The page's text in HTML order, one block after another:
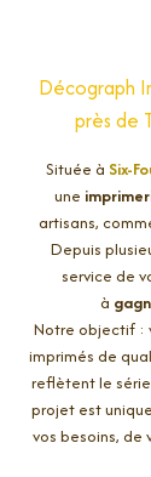
Décograph
près de
Située à Six-
une
artisans,
Depuis
service de
à
Notre objectif :
imprimés de
reflètent le
projet est
vos besoins, de